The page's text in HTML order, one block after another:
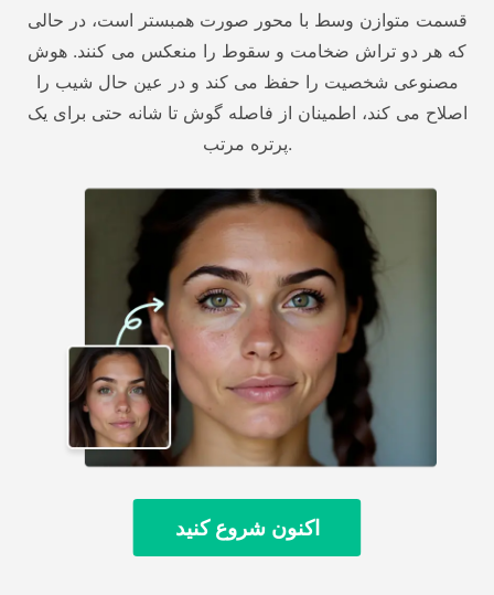
قسمت متوازن وسط با محور صورت همبستر است، در حالی
که هر دو تراش ضخامت و سقوط را منعکس می کنند. هوش
مصنوعی شخصیت را حفظ می کند و در عین حال شیب را
اصلاح می کند، اطمینان از فاصله گوش تا شانه حتی برای یک
پرتره مرتب.
اکنون شروع کنید